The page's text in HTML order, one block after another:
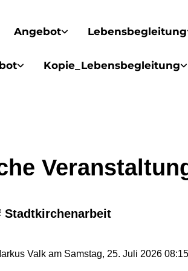
Angebot Lebensbegleitung
Kopie_Lebensbegleitung
Stadtkirchenarbeit
Valk am Samstag, 25. Juli 2026 08:15